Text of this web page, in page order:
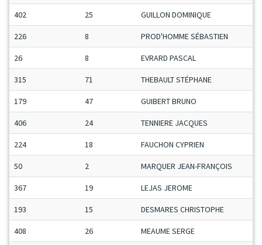
402 25 GUILLON DOMINIQUE
226 8 PROD'HOMME SÉBASTIEN
26 8 EVRARD PASCAL
315 71 THEBAULT STÉPHANE
179 47 GUIBERT BRUNO
406 24 TENNIERE JACQUES
224 18 FAUCHON CYPRIEN
50 2 MARQUER JEAN-FRANÇOIS
367 19 LEJAS JEROME
193 15 DESMARES CHRISTOPHE
408 26 MEAUME SERGE